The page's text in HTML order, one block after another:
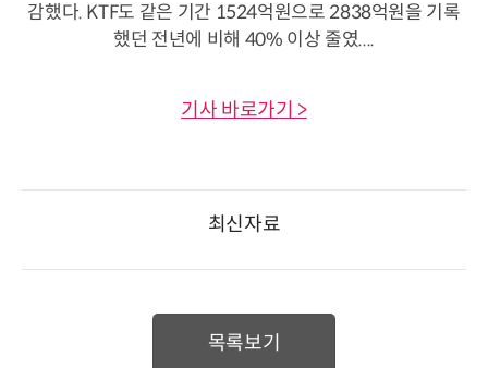
감했다. KTF도 같은 기간 1524억원으로 2838억원을 기록
했던 전년에 비해 40% 이상 줄였....
기사 바로가기 >
최신자료
목록보기